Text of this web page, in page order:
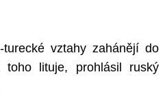
vztahy zahánějí do
lituje, prohlásil ruský